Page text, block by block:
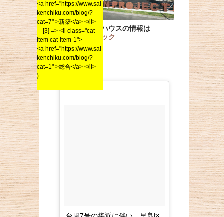
詳細なモデルハウスの情報は
こちらをクリック
<a href="https://www.sai-
kenchiku.com/blog/?
cat=7" >新築</a> </li>
[3] => <li class="cat-
item cat-item-1">
<a href="https://www.sai-
kenchiku.com/blog/?
cat=1" >総合</a> </li>
)